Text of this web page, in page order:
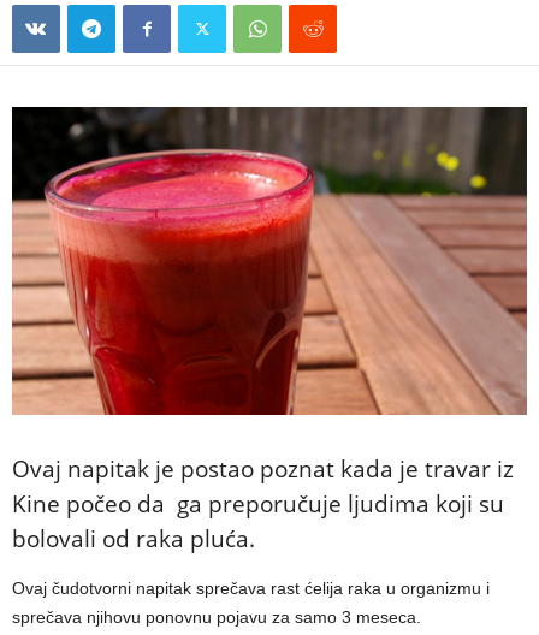
Ovaj napitak je postao poznat kada je travar iz
Kine počeo da ga preporučuje ljudima koji su
bolovali od raka pluća.
Ovaj čudotvorni napitak sprečava rast ćelija raka u organizmu i
sprečava njihovu ponovnu pojavu za samo 3 meseca.